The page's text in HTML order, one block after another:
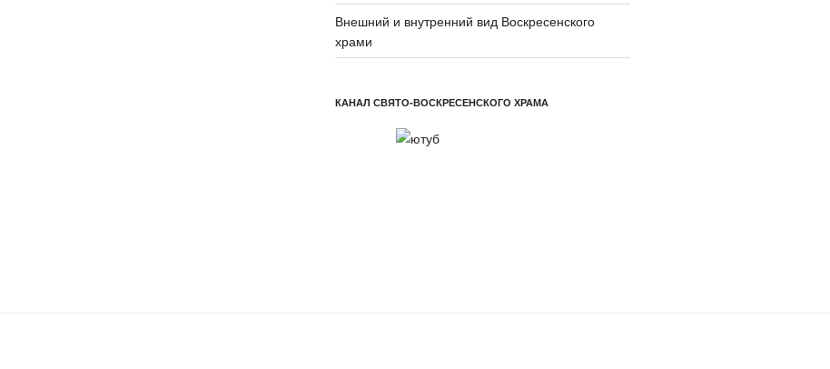
Внешний и внутренний вид Воскресенского
храми
КАНАЛ СВЯТО-ВОСКРЕСЕНСКОГО ХРАМА